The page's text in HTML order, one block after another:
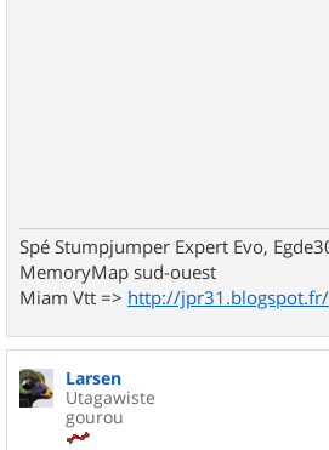
Spé Stumpjumper Expert Evo,
MemoryMap sud-ouest
Miam Vtt => http://jpr31.blogspot.fr/
Larsen
Utagawiste
gourou